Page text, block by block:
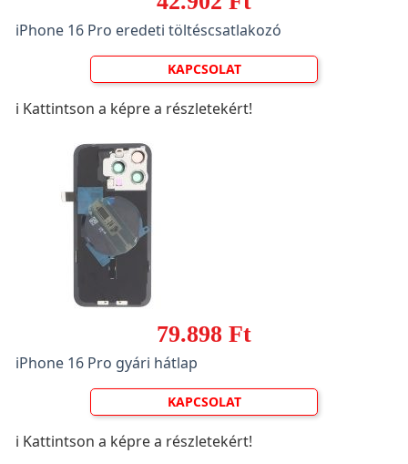
iPhone 16 Pro eredeti töltéscsatlakozó
KAPCSOLAT
ℹ️ Kattintson a képre a részletekért!
79.898 Ft
iPhone 16 Pro gyári hátlap
KAPCSOLAT
ℹ️ Kattintson a képre a részletekért!